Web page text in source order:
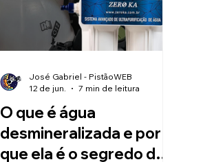
O que é água
desmineralizada e por
que ela é o segredo dos
José Gabriel - PistãoWEB
12 de jun.
7 min de leitura